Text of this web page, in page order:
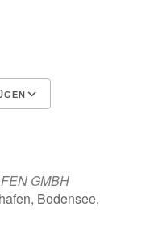
GMBH
Bodensee,